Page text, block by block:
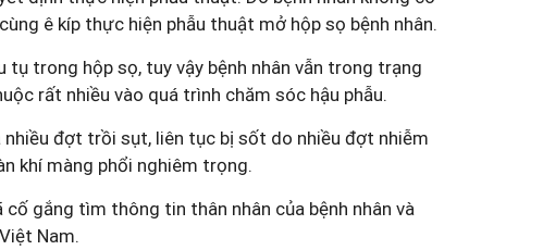
ê kíp thực hiện phẫu thuật mở hộp sọ bệnh nhân.
tụ trong hộp sọ, tuy vậy bệnh nhân vẫn trong trạng
rất nhiều vào quá trình chăm sóc hậu phẫu.
đợt trồi sụt, liên tục bị sốt do nhiều đợt nhiễm
khí màng phổi nghiêm trọng.
cố gắng tìm thông tin thân nhân của bệnh nhân và
Nam.